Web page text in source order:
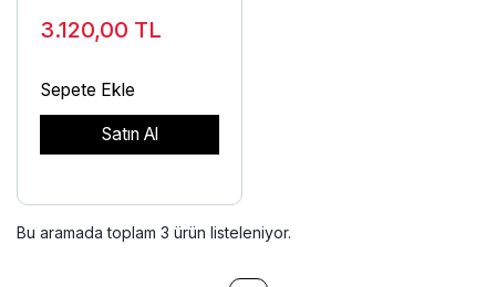
3.120,00 TL
Sepete Ekle
Satın Al
Bu aramada toplam 3 ürün listeleniyor.